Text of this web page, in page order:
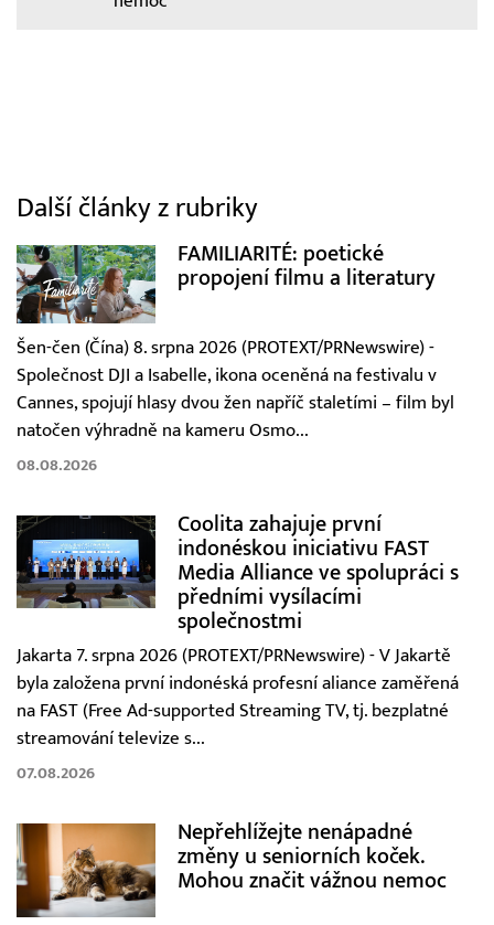
Další články z rubriky
FAMILIARITÉ: poetické
propojení filmu a literatury
Šen-čen (Čína) 8. srpna 2026 (PROTEXT/PRNewswire) -
Společnost DJI a Isabelle, ikona oceněná na festivalu v
Cannes, spojují hlasy dvou žen napříč staletími – film byl
natočen výhradně na kameru Osmo...
08.08.2026
Coolita zahajuje první
indonéskou iniciativu FAST
Media Alliance ve spolupráci s
předními vysílacími
společnostmi
Jakarta 7. srpna 2026 (PROTEXT/PRNewswire) - V Jakartě
byla založena první indonéská profesní aliance zaměřená
na FAST (Free Ad-supported Streaming TV, tj. bezplatné
streamování televize s...
07.08.2026
Nepřehlížejte nenápadné
změny u seniorních koček.
Mohou značit vážnou nemoc